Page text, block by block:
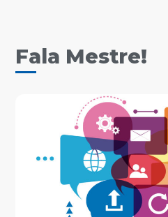
Fala Mestre!